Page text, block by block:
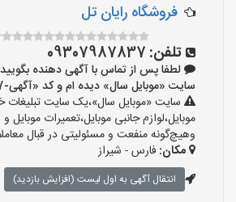
فروشگاه رایان تل
تلفن: 09307987837
لطفا پس از تماس با آگهی دهنده
سایت «موبایل سال» دیده ام و کد «آگهی-27» را اعلام کنید»
سایت «موبایل سال»،یک سایت
موبایل،لوازم جانبی موبایل،تعمیرات
وهیچ‌گونه منفعت و مسئولیتی در قبال
مکان: فارس - شیراز
انتقال آگهی به اول لیست (افزایش بازدید)